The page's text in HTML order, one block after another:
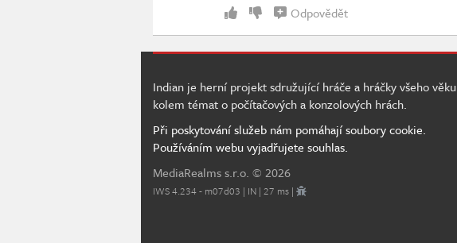
Odpovědět
Indian je herní projekt sdružující hráče a hráčky všeho věku
kolem témat o počítačových a konzolových hrách.
Při poskytování služeb nám pomáhají soubory cookie.
Používáním webu vyjadřujete souhlas.
MediaRealms s.r.o. © 2026
IWS 4.234 - m07d03 | IN | 27 ms |